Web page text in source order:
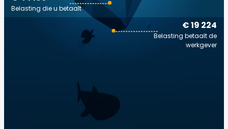
€ 19 224
Belasting betaalt de
werkgever
Belasting die u betaalt